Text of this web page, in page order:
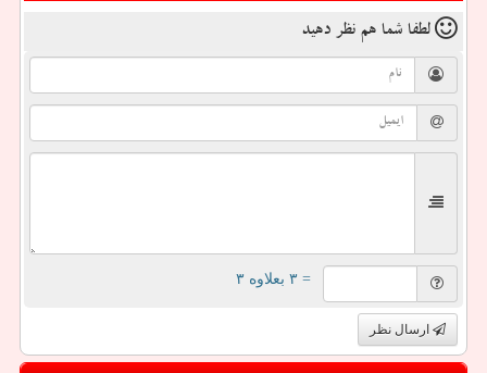
لطفا شما هم نظر دهید
= ۳ بعلاوه ۳
ارسال نظر